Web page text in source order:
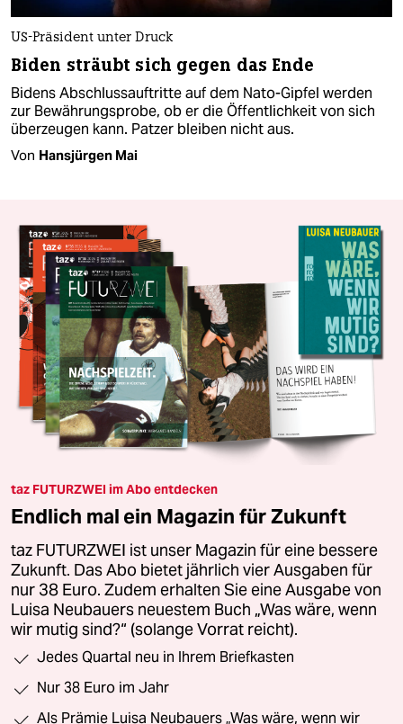
US-Präsident unter Druck
Biden sträubt sich gegen das Ende
Bidens Abschlussauftritte auf dem Nato-Gipfel werden
zur Bewährungsprobe, ob er die Öffentlichkeit von sich
überzeugen kann. Patzer bleiben nicht aus.
Von Hansjürgen Mai
taz FUTURZWEI im Abo entdecken
Endlich mal ein Magazin für Zukunft
taz FUTURZWEI ist unser Magazin für eine bessere
Zukunft. Das Abo bietet jährlich vier Ausgaben für
nur 38 Euro. Zudem erhalten Sie eine Ausgabe von
Luisa Neubauers neuestem Buch „Was wäre, wenn
wir mutig sind?“ (solange Vorrat reicht).
Jedes Quartal neu in Ihrem Briefkasten
Nur 38 Euro im Jahr
Als Prämie Luisa Neubauers „Was wäre, wenn wir